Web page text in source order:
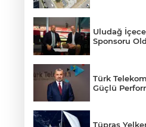
Uludağ
Sponsoru
Türk
Güçlü
Tüpraş